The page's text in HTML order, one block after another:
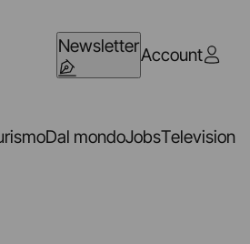
NewsletterAccount
Dal mondoJobsTelevision